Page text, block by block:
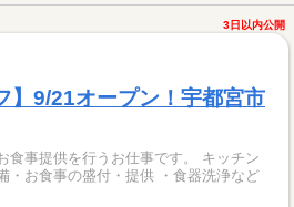
3日以内公開
】9/21オープン！宇都宮市
食事提供を行うお仕事です。 キッチン
・お食事の盛付・提供 ・食器洗浄など